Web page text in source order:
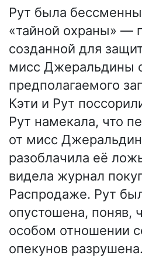
Рут была
«тайной охраны» —
созданной для
мисс Джеральдины
предполагаемого
Кэти и Рут
Рут намекала, что
от мисс
разоблачила её
видела журнал
Распродаже. Рут
опустошена, поняв,
особом отношении
опекунов разрушена.